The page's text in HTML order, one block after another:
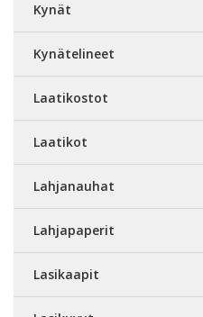
Kynät
Kynätelineet
Laatikostot
Laatikot
Lahjanauhat
Lahjapaperit
Lasikaapit